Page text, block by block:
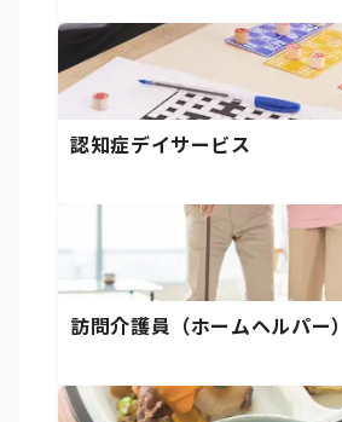
認知症デイサービス
訪問介護員（ホームヘルパー）